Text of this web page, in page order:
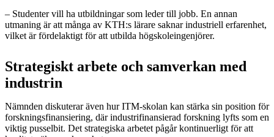
– Studenter vill ha utbildningar som leder till jobb. En annan
utmaning är att många av KTH:s lärare saknar industriell erfarenhet,
vilket är fördelaktigt för att utbilda högskoleingenjörer.
Strategiskt arbete och samverkan med
industrin
Nämnden diskuterar även hur ITM-skolan kan stärka sin position för
forskningsfinansiering, där industrifinansierad forskning lyfts som en
viktig pusselbit. Det strategiska arbetet pågår kontinuerligt för att